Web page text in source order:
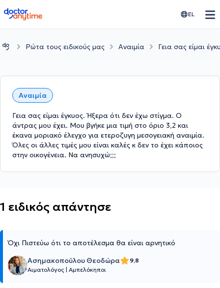
doctoranytime EL
Ρώτα τους ειδικούς μας Αναιμία Γεια σας είμαι
Αναιμία
Γεια σας είμαι έγκυος. Ήξερα ότι δεν έχω στίγμα. Ο
άντρας μου έχει. Μου βγήκε μια τιμή στο όριο 3,2 και
έκανα μοριακό έλεγχο για ετεροζυγη μεσογειακή αναιμία.
Όλες οι άλλες τιμές μου είναι καλές κ δεν το έχει κάποιος
στην οικογένεια. Να ανησυχώ;;;
1 ειδικός απάντησε
Όχι Πιστεύω ότι το αποτέλεσμα θα είναι αρνητικό
Ασημακοπούλου Θεοδώρα
9,8
Αιματολόγος Αμπελόκηποι